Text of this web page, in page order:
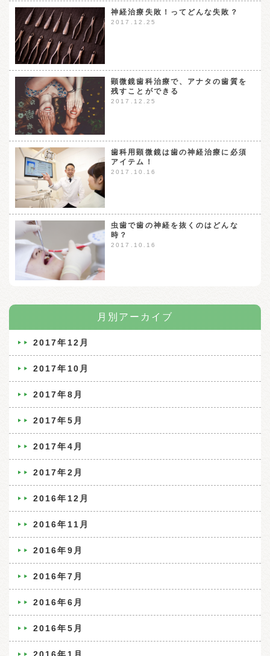
神経治療失敗！ってどんな失敗？
2017.12.25
顕微鏡歯科治療で、アナタの歯質を
残すことができる
2017.12.25
歯科用顕微鏡は歯の神経治療に必須
アイテム！
2017.10.16
虫歯で歯の神経を抜くのはどんな
時？
2017.10.16
月別アーカイブ
2017年12月
2017年10月
2017年8月
2017年5月
2017年4月
2017年2月
2016年12月
2016年11月
2016年9月
2016年7月
2016年6月
2016年5月